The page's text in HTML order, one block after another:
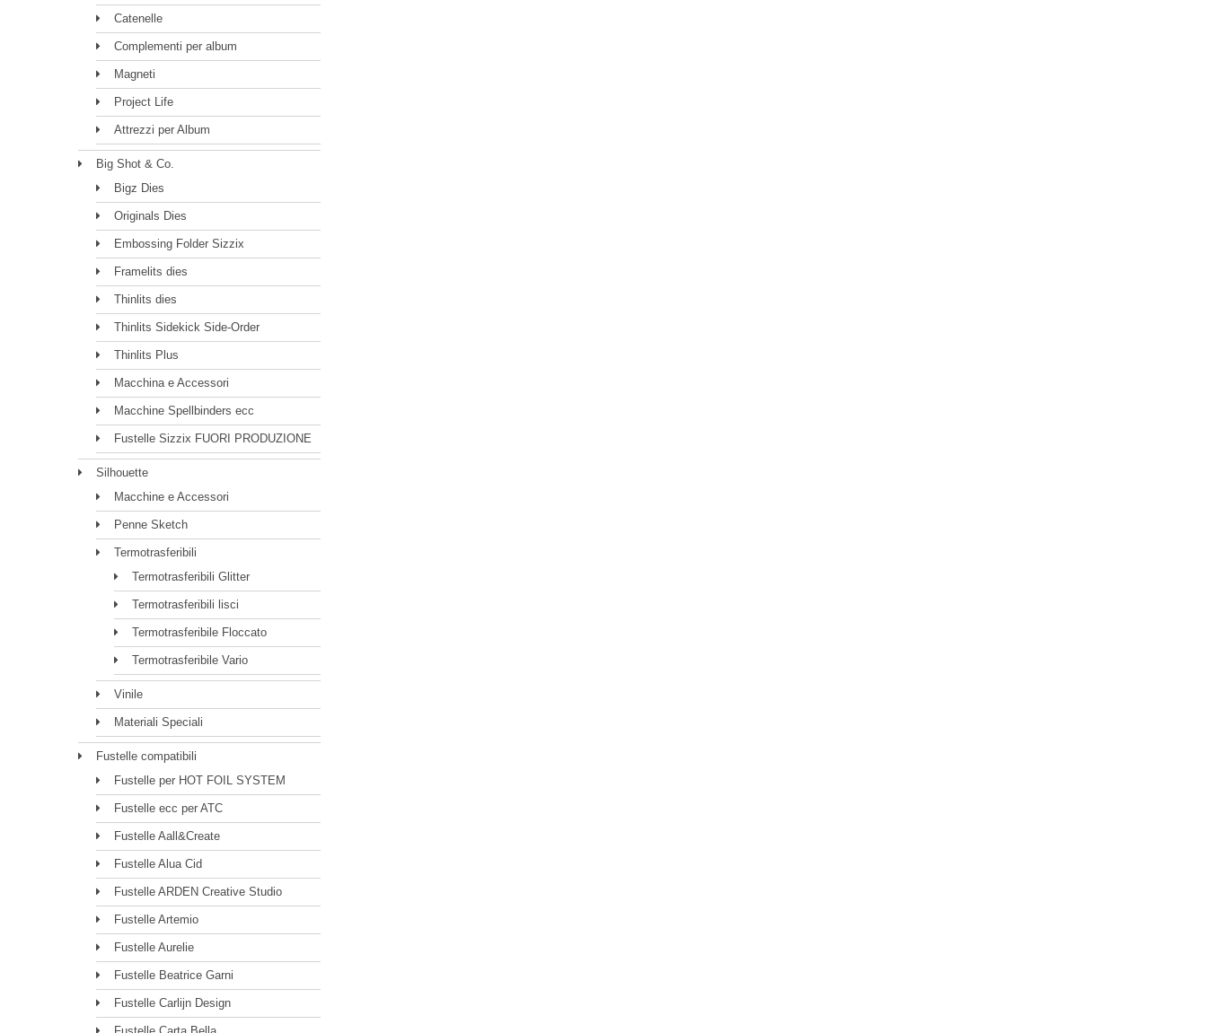
Catenelle
Complementi per album
Magneti
Project Life
Attrezzi per Album
Big Shot & Co.
Bigz Dies
Originals Dies
Embossing Folder Sizzix
Framelits dies
Thinlits dies
Thinlits Sidekick Side-Order
Thinlits Plus
Macchina e Accessori
Macchine Spellbinders ecc
Fustelle Sizzix FUORI PRODUZIONE
Silhouette
Macchine e Accessori
Penne Sketch
Termotrasferibili
Termotrasferibili Glitter
Termotrasferibili lisci
Termotrasferibile Floccato
Termotrasferibile Vario
Vinile
Materiali Speciali
Fustelle compatibili
Fustelle per HOT FOIL SYSTEM
Fustelle ecc per ATC
Fustelle Aall&Create
Fustelle Alua Cid
Fustelle ARDEN Creative Studio
Fustelle Artemio
Fustelle Aurelie
Fustelle Beatrice Garni
Fustelle Carlijn Design